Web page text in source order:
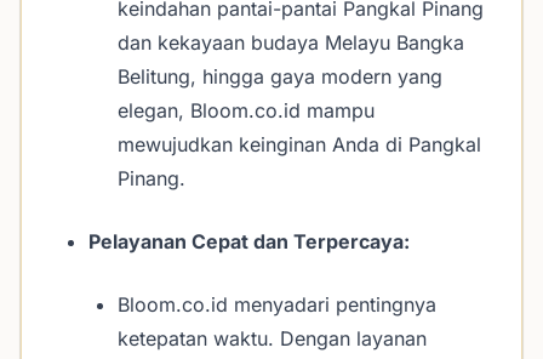
keindahan pantai-pantai Pangkal Pinang
dan kekayaan budaya Melayu Bangka
Belitung, hingga gaya modern yang
elegan, Bloom.co.id mampu
mewujudkan keinginan Anda di Pangkal
Pinang.
Pelayanan Cepat dan Terpercaya:
Bloom.co.id menyadari pentingnya
ketepatan waktu. Dengan layanan